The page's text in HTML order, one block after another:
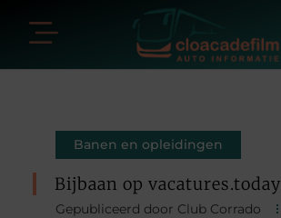
Banen en opleidingen
Bijbaan op vacatures.today
Gepubliceerd door Club Corrado